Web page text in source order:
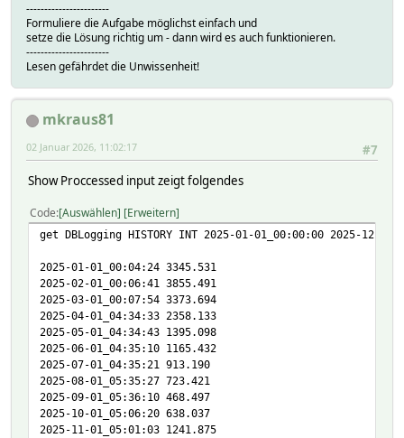
-----------------------
Formuliere die Aufgabe möglichst einfach und
setze die Lösung richtig um - dann wird es auch funktionieren.
-----------------------
Lesen gefährdet die Unwissenheit!
mkraus81
#7
02 Januar 2026, 11:02:17
Show Proccessed input zeigt folgendes
Code Auswählen Erweitern
get DBLogging HISTORY INT 2025-01-01_00:00:00 2025-12-
2025-01-01_00:04:24 3345.531
2025-02-01_00:06:41 3855.491
2025-03-01_00:07:54 3373.694
2025-04-01_04:34:33 2358.133
2025-05-01_04:34:43 1395.098
2025-06-01_04:35:10 1165.432
2025-07-01_04:35:21 913.190
2025-08-01_05:35:27 723.421
2025-09-01_05:36:10 468.497
2025-10-01_05:06:20 638.037
2025-11-01_05:01:03 1241.875